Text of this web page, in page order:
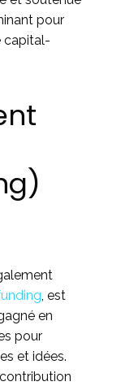
pour
capital-
, est
en
pour
et idées.